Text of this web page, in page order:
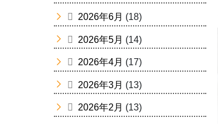
2026年6月 (18)
2026年5月 (14)
2026年4月 (17)
2026年3月 (13)
2026年2月 (13)